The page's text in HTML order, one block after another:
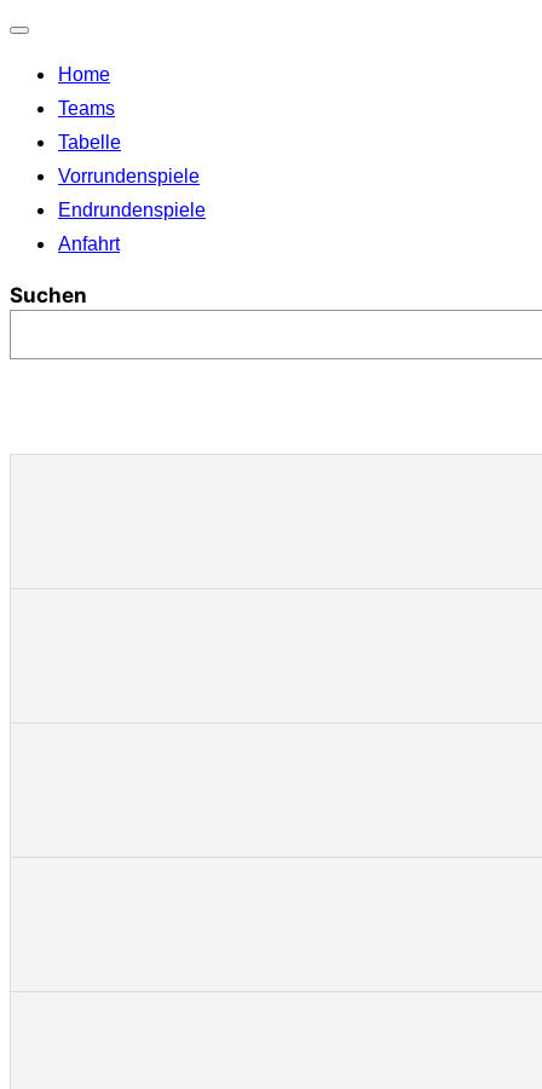
umschalten
Home
Teams
Tabelle
Vorrundenspiele
Endrundenspiele
Anfahrt
Suchen